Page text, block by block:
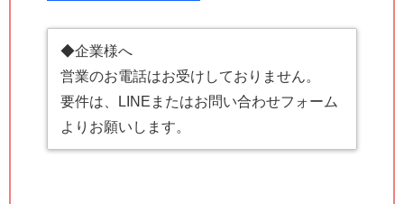
◆企業様へ
営業のお電話はお受けしておりません。
要件は、LINEまたはお問い合わせフォーム
よりお願いします。